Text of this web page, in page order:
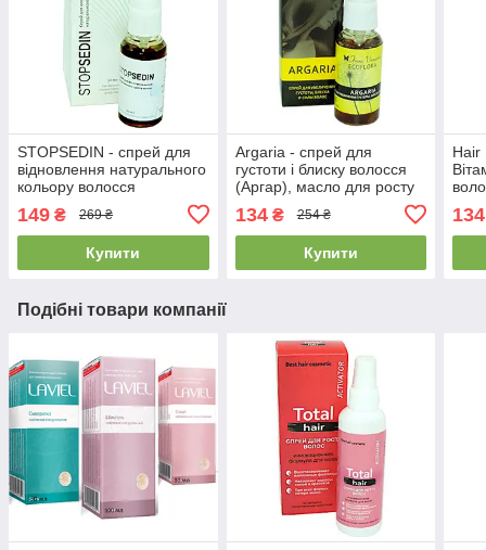
STOPSEDIN - спрей для
відновлення натурального
кольору волосся
149 ₴ 269 ₴
Купити
Argaria - спрей для
густоти і блиску волосся
(Аргар), масло для росту
волосся
134₴ 254 ₴
Купити
Hair
134
Подібні товари компанії